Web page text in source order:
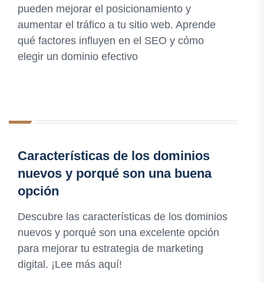
pueden mejorar el posicionamiento y
aumentar el tráfico a tu sitio web. Aprende
qué factores influyen en el SEO y cómo
elegir un dominio efectivo
Características de los dominios
nuevos y porqué son una buena
opción
Descubre las características de los dominios
nuevos y porqué son una excelente opción
para mejorar tu estrategia de marketing
digital. ¡Lee más aquí!